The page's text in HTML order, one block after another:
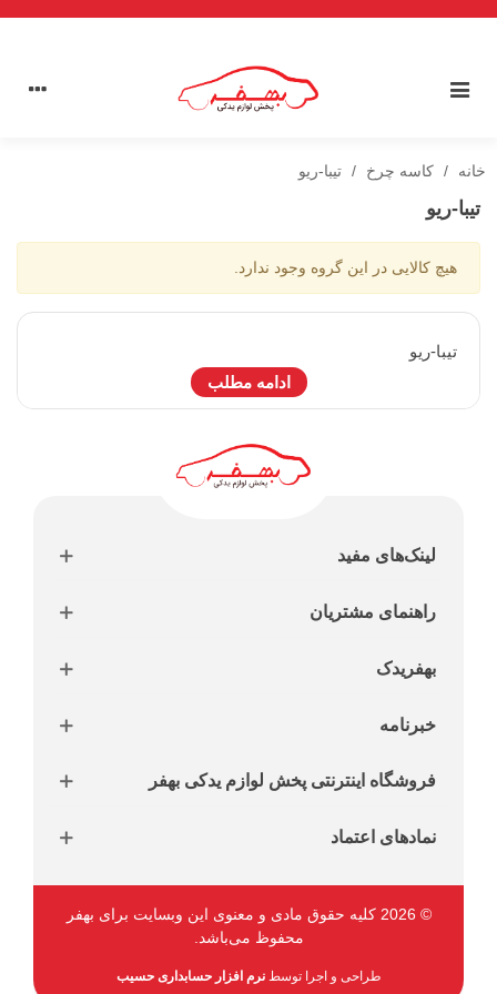
خانه / کاسه چرخ / تیبا-ریو
تیبا-ریو
هیچ کالایی در این گروه وجود ندارد.
تيبا-ريو
ادامه مطلب
لینک‌های مفید
راهنمای مشتریان
بهفریدک
خبرنامه
فروشگاه اینترنتی پخش لوازم یدکی بهفر
نمادهای اعتماد
طراحی و اجرا توسطنرم افزار حسابداری حسیب
© 2026 کلیه حقوق مادی و معنوی این وبسایت برای بهفر
محفوظ می‌باشد.